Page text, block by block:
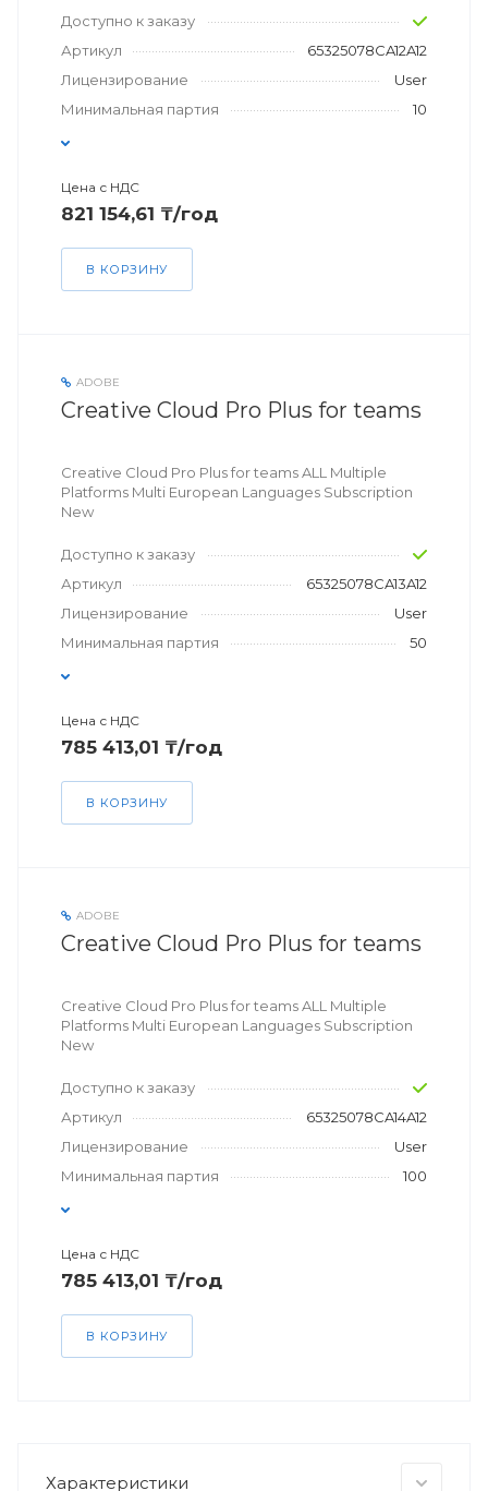
Доступно к заказу
Артикул
65325078CA12A12
Лицензирование
User
Минимальная партия
10
Цена с НДС
821 154,61 ₸/год
В КОРЗИНУ
ADOBE
Creative Cloud Pro Plus for teams
Creative Cloud Pro Plus for teams ALL Multiple
Platforms Multi European Languages Subscription
New
Доступно к заказу
Артикул
65325078CA13A12
Лицензирование
User
Минимальная партия
50
Цена с НДС
785 413,01 ₸/год
В КОРЗИНУ
ADOBE
Creative Cloud Pro Plus for teams
Creative Cloud Pro Plus for teams ALL Multiple
Platforms Multi European Languages Subscription
New
Доступно к заказу
Артикул
65325078CA14A12
Лицензирование
User
Минимальная партия
100
Цена с НДС
785 413,01 ₸/год
В КОРЗИНУ
Характеристики